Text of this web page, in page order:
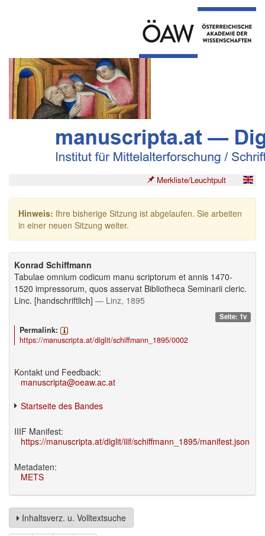
Merkliste/Leuchtpult
Hinweis: Ihre bisherige Sitzung ist abgelaufen. Sie arbeiten
in einer neuen Sitzung weiter.
Konrad Schiffmann
Tabulae omnium codicum manu scriptorum et annis 1470-
1520 impressorum, quos asservat Bibliotheca Seminarii cleric.
Linc. [handschriftlich] — Linz, 1895
Seite: 1v
Permalink:
https://manuscripta.at/diglit/schiffmann_1895/0002
Kontakt und Feedback:
manuscripta@oeaw.ac.at
Startseite des Bandes
IIIF Manifest:
https://manuscripta.at/diglit/iiif/schiffmann_1895/manifest.json
Metadaten:
METS
Inhaltsverz. u. Volltextsuche